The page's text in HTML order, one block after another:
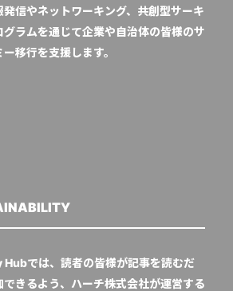
発信やネットワーキング、共創型サーキ
グラムを通じて企業や自治体の皆様のサ
移行を支援します。
では、読者の皆様が記事を読むだ
きるよう、ハーチ株式会社が運営する